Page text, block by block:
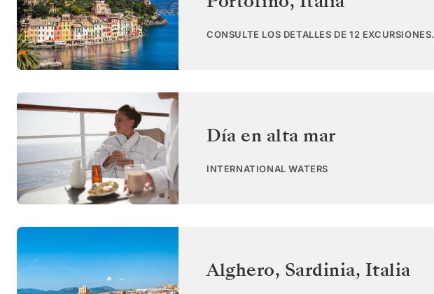
CONSULTE LOS DETALLES DE 12 EXCURSIONES.
Día en alta mar
INTERNATIONAL WATERS
Alghero, Sardinia, Italia